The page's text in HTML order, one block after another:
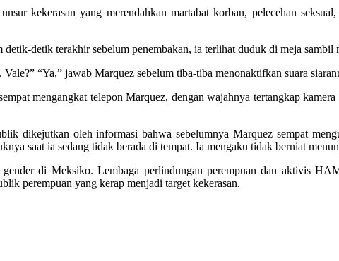
kekerasan yang merendahkan martabat korban, pelecehan
detik terakhir sebelum penembakan, ia terlihat duduk di meja sambil
“Ya,” jawab Marquez sebelum tiba-tiba menonaktifkan suara
mengangkat telepon Marquez, dengan wajahnya tertangkap
dikejutkan oleh informasi bahwa sebelumnya Marquez sempat
saat ia sedang tidak berada di tempat. Ia mengaku tidak berniat
di Meksiko. Lembaga perlindungan perempuan dan aktivis
perempuan yang kerap menjadi target kekerasan.